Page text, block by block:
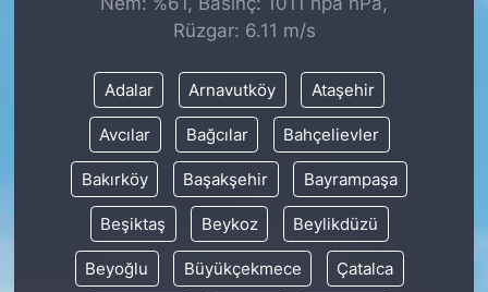
Rüzgar: 6.11 m/s
Adalar Arnavutköy Ataşehir
Avcılar Bağcılar Bahçelievler
Bakırköy Başakşehir Bayrampaşa
Beşiktaş Beykoz Beylikdüzü
Beyoğlu Büyükçekmece Çatalca
KONGRE TAKVİMİ
RÖPORTAJLAR
BİYOGRAFİLER